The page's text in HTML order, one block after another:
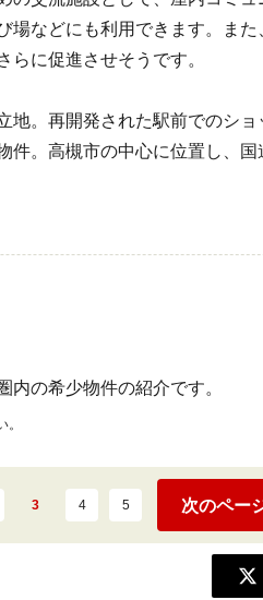
場などにも利用できます。ま
に促進させそうです。
地。再開発された駅前でのシ
件。高槻市の中心に位置し、
内の希少物件の紹介です。
3 4 5 次のペー